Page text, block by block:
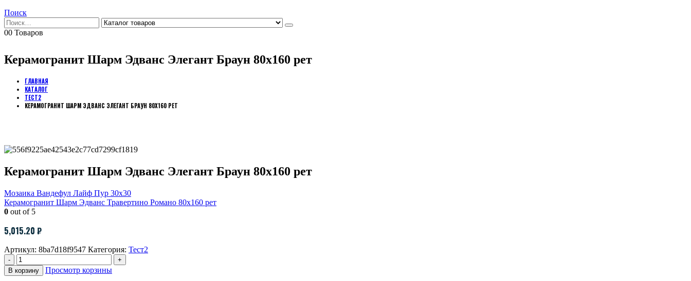
Поиск
00 Товаров
Керамогранит Шарм Эдванс Элегант Браун 80х160 рет
ГЛАВНАЯ
КАТАЛОГ
ТЕСТ2
КЕРАМОГРАНИТ ШАРМ ЭДВАНС ЭЛЕГАНТ БРАУН 80Х160 РЕТ
Керамогранит Шарм Эдванс Элегант Браун 80х160 рет
Мозаика Вандефул Лайф Пур 30х30
Керамогранит Шарм Эдванс Травертино Романо 80х160 рет
0 out of 5
5,015.20 ₽
Артикул: 8ba7d18f9547 Категория: Тест2
-
+
В корзину
Просмотр корзины